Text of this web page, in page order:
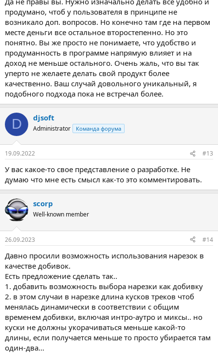
продумано, чтоб у пользователя в принципе не
возникало доп. вопросов. Но конечно там где на первом
месте деньги все остальное второстепенно. Но это
понятно. Вы же просто не понимаете, что удобство и
продуманность в программе напрямую влияет и на
доход не меньше остального. Очень жаль, что вы так
уперто не желаете делать свой продукт более
качественно. Ваш случай довольного уникальный, я
подобного подхода пока не встречал более.
D djsoft
Administrator Команда форума
19.09.2022 #13
У вас какое-то свое представление о разработке. Не
думаю что мне есть смысл как-то это комментировать.
scorp
Well-known member
26.09.2023 #14
Давно просили возможность использования нарезок в
качестве добивок.
Есть предложение сделать так..
1. добавить возможность выбора нарезки как добивку
2. в этом случаи в нарезке длина кусков треков чтоб
менялась динамически в соответствии с общим
временем добивки, включая интро-аутро и миксы.. но
куски не должны укорачиваться меньше какой-то
длины, если получается меньше то просто убирается там
один-два...